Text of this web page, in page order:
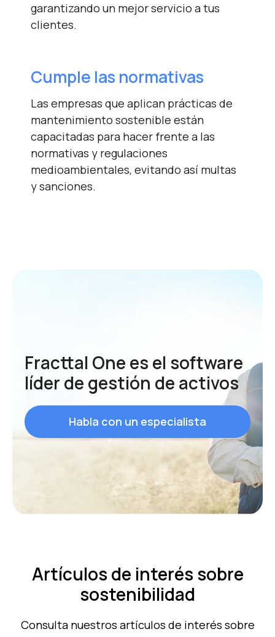
garantizando un mejor servicio a tus
clientes.
Cumple las normativas
Las empresas que aplican prácticas de
mantenimiento sostenible están
capacitadas para hacer frente a las
normativas y regulaciones
medioambientales, evitando así multas
y sanciones.
Fracttal One es el software
líder de gestión de activos
Habla con un especialista
Artículos de interés sobre
sostenibilidad
Consulta nuestros artículos de interés sobre